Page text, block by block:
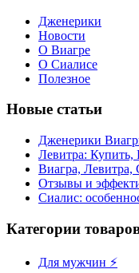
Дженерики
Новости
О Виагре
О Сиалисе
Полезное
Новые статьи
Дженерики
Левитра:
Виагра, Левитра,
Отзывы и
Сиалис:
Категории
Для мужчин ⚡